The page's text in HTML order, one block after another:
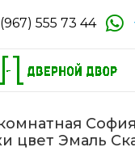
555 73 44
цвет Эмаль